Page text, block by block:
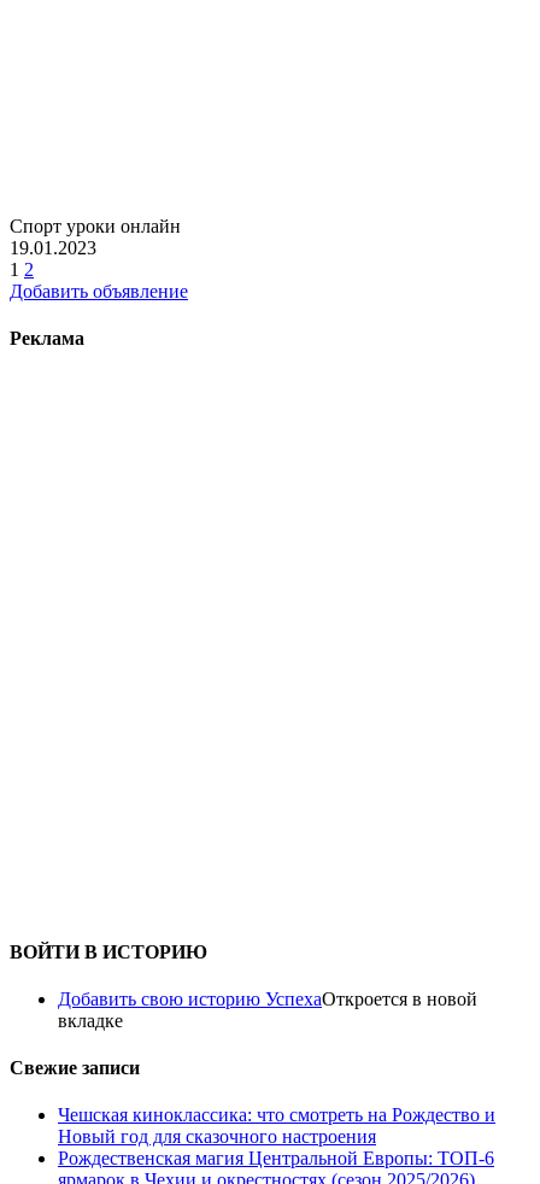
Спорт уроки онлайн
19.01.2023
1 2
Добавить объявление
Реклама
ВОЙТИ В ИСТОРИЮ
Добавить свою историю УспехаОткроется в новой
вкладке
Свежие записи
Чешская киноклассика: что смотреть на Рождество и
Новый год для сказочного настроения
Рождественская магия Центральной Европы: ТОП-6